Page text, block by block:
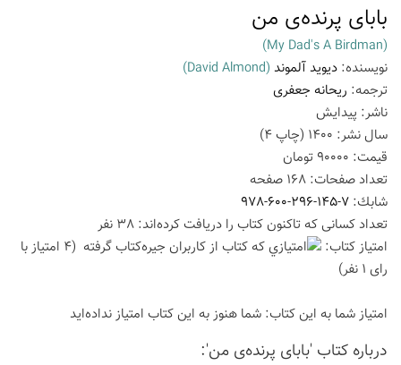
بابای پرنده‌ی من
(My Dad's A Birdman)
نویسنده: دیوید آلموند (David Almond)
ترجمه: ریحانه جعفری
ناشر: پیدایش
سال نشر: 1400 (چاپ4
)
قیمت: 90000 تومان
تعداد صفحات: 168 صفحه
شابك: 978-600-296-145-7
تعداد كسانی كه تاكنون كتاب را دریافت كرده‌اند: 38 نفر
امتیاز كتاب:
(4 امتیاز با
رای 1 نفر)
امتیاز شما به این كتاب: شما هنوز به این كتاب امتیاز نداده‌اید
درباره كتاب 'بابای پرنده‌ی من':